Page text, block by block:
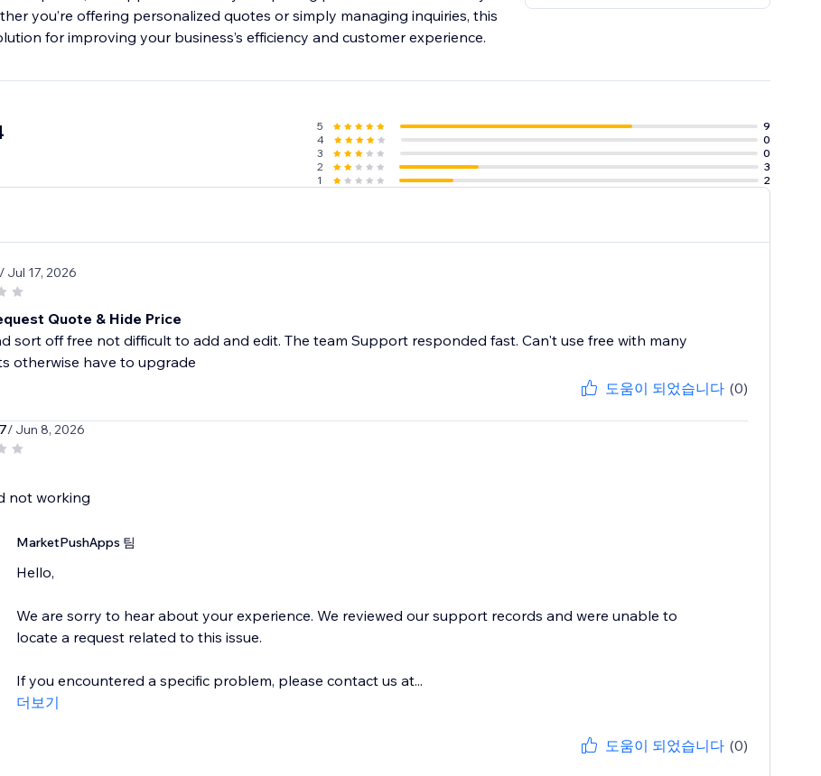
you’re offering personalized quotes or simply managing inquiries, this
for improving your business’s efficiency and customer experience.
5
9
4
0
3
0
2
3
1
2
Jul 17, 2026
Quote & Hide Price
sort off free not difficult to add and edit. The team Support responded fast. Can't use free with many
otherwise have to upgrade
도움이 되었습니다 (0)
/ Jun 8, 2026
not working
MarketPushApps 팀
Hello,
We are sorry to hear about your experience. We reviewed our support records and were unable to
locate a request related to this issue.
If you encountered a specific problem, please contact us at...
더보기
도움이 되었습니다 (0)